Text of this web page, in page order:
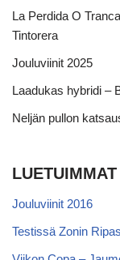
La Perdida O
Tintorera
Jouluviinit 2025
Laadukas hybridi –
Neljän pullon
LUETUIMMAT
Jouluviinit 2016
Testissä Zonin